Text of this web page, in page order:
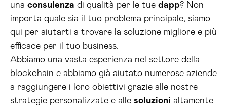
una consulenza di qualità per le tue dapp? Non
importa quale sia il tuo problema principale, siamo
qui per aiutarti a trovare la soluzione migliore e più
efficace per il tuo business.
Abbiamo una vasta esperienza nel settore della
blockchain e abbiamo già aiutato numerose aziende
a raggiungere i loro obiettivi grazie alle nostre
strategie personalizzate e alle soluzioni altamente